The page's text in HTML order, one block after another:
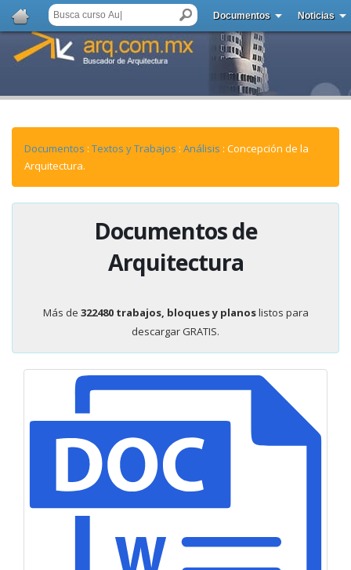
Documentos Noticias
Documentos : Textos y Trabajos : Análisis : Concepción de la
Arquitectura.
Documentos de
Arquitectura
Más de 322480 trabajos, bloques y planoslistos para
descargar GRATIS.